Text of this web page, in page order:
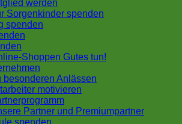
werden
Sorgenkinder spenden
spenden
Shoppen Gutes tun!
besonderen Anlässen
motivieren
Partner und Premiumpartner
spenden